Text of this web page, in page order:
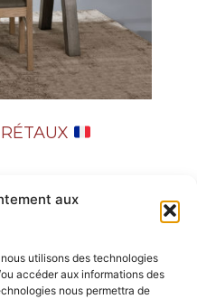
aux
utilisons des technologies
accéder aux informations des
nous permettra de